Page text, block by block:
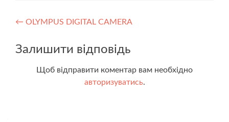
Навігація
записів
← OLYMPUS DIGITAL CAMERA
Залишити відповідь
Щоб відправити коментар вам необхідно
авторизуватись.